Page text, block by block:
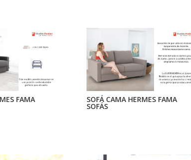
FAMA SOFÁ CAMA HERMES FAMA
SOFÁS